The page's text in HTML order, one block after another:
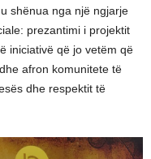
shënua nga një ngjarje
prezantimi i projektit
iniciativë që jo vetëm që
afron komunitete të
dhe respektit të